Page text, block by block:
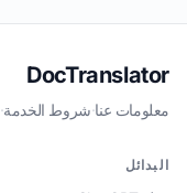
DocTranslator
معلومات عنا·شروط الخدمة·
البدائل